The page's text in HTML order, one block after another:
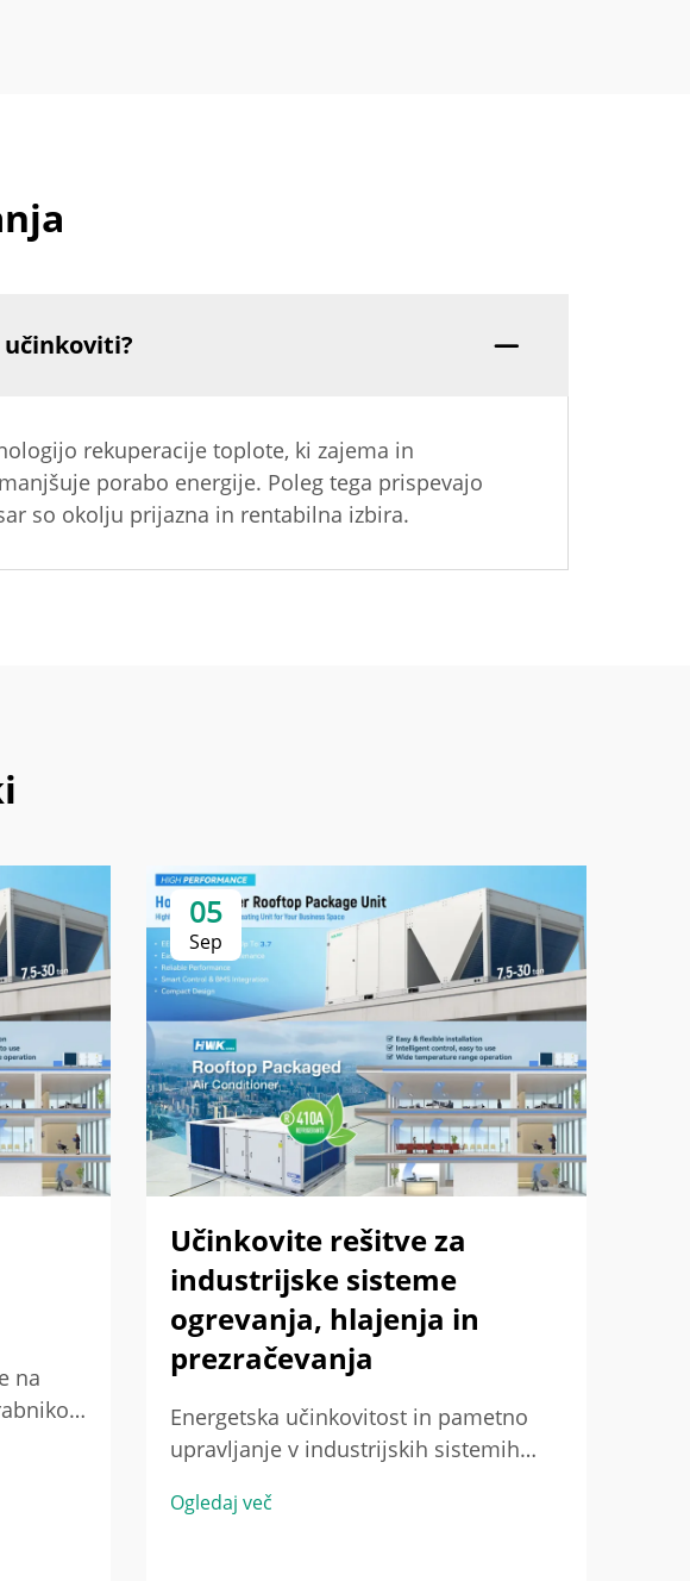
rekuperacije toplote, ki zajema in
porabo energije. Poleg tega prispevajo
so okolju prijazna in rentabilna izbira.
na
05
Sep
Učinkovite rešitve za
industrijske sisteme
ogrevanja, hlajenja in
prezračevanja
Energetska učinkovitost in pametno
upravljanje v industrijskih sistemih
Ključni kazalniki zmogljivosti za
Ogledaj več